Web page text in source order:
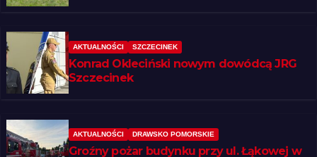
AKTUALNOŚCI SZCZECINEK
Konrad Okleciński nowym dowódcą JRG
Szczecinek
AKTUALNOŚCI DRAWSKO POMORSKIE
Groźny pożar budynku przy ul. Łąkowej w